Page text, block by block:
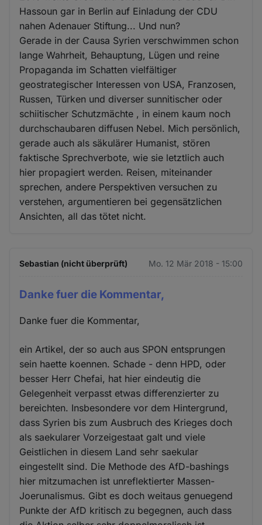
Hassoun gar in Berlin auf Einladung der CDU
nahen Adenauer Stiftung... Und nun?
Gerade in der Causa Syrien verschwimmen schon
lange Wahrheit, Behauptung, Lügen und reine
Propaganda im Schatten vielfältiger
geostrategischer Interessen von USA, Franzosen,
Russen, Türken und diverser sunnitischer oder
schiitischer Schutzmächte , in einem kaum noch
durchschaubaren diffusen Nebel. Mich persönlich,
gerade auch als säkulärer Humanist, stören
faktische Sprechverbote, wie sie letztlich auch
hier propagiert werden. Reisen, miteinander
sprechen, andere Perspektiven versuchen zu
verstehen, argumentieren bei gegensätzlichen
Ansichten, all das tötet nicht.
Sebastian (nicht überprüft) Mo. 12 Mär 2018 - 15:00
Danke fuer die Kommentar,
Danke fuer die Kommentar,
ein Artikel, der so auch aus SPON entsprungen
sein haette koennen. Schade - denn HPD, oder
besser Herr Chefai, hat hier eindeutig die
Gelegenheit verpasst etwas differenzierter zu
bereichten. Insbesondere vor dem Hintergrund,
dass Syrien bis zum Ausbruch des Krieges doch
als saekularer Vorzeigestaat galt und viele
Geistlichen in diesem Land sehr saekular
eingestellt sind. Die Methode des AfD-bashings
hier mitzumachen ist unreflektierter Massen-
Joerunalismus. Gibt es doch weitaus genuegend
Punkte der AfD kritisch zu begegnen, auch dass